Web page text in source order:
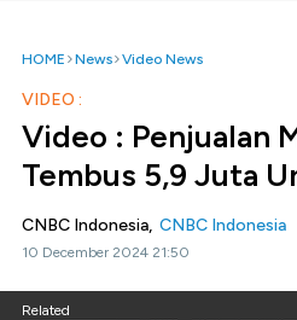
HOME News Video News
VIDEO :
Video : Penjualan
Tembus 5,9 Juta
CNBC Indonesia, CNBC Indonesia
10 December 2024 21:50
Related